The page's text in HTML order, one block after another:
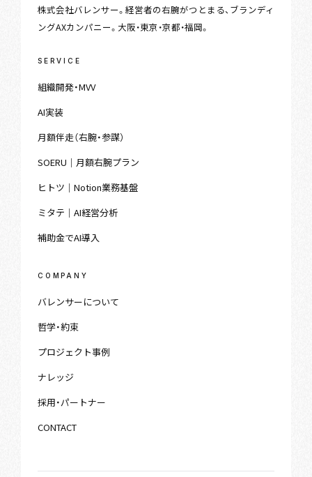
株式会社バレンサー。経営者の右腕がつとまる、ブランディ
ングAXカンパニー。大阪・東京・京都・福岡。
SERVICE
組織開発・MVV
AI実装
月額伴走（右腕・参謀）
SOERU｜月額右腕プラン
ヒトツ｜Notion業務基盤
ミタテ｜AI経営分析
補助金でAI導入
COMPANY
バレンサーについて
哲学・約束
プロジェクト事例
ナレッジ
採用・パートナー
CONTACT